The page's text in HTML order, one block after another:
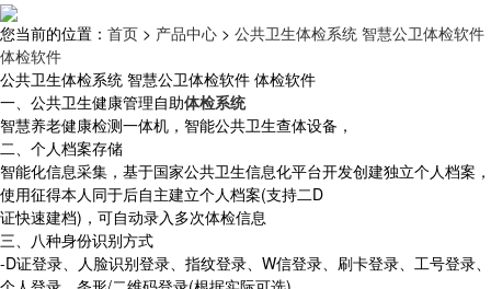
您当前的位置： 首页 > 产品中心 > 公共卫生体检系统 智慧公卫体检软件
体检软件
公共卫生体检系统 智慧公卫体检软件 体检软件
一、公共卫生健康管理自助体检系统
智慧养老健康检测一体机，智能公共卫生查体设备，
二、个人档案存储
智能化信息采集，基于国家公共卫生信息化平台开发创建独立个人档案，
使用征得本人同于后自主建立个人档案(支持二D
证快速建档)，可自动录入多次体检信息
三、八种身份识别方式
-D证登录、人脸识别登录、指纹登录、W信登录、刷卡登录、工号登录、